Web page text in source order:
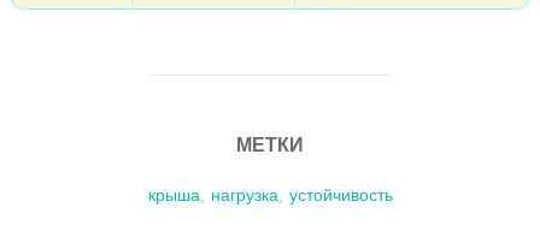
МЕТКИ
крыша, нагрузка, устойчивость